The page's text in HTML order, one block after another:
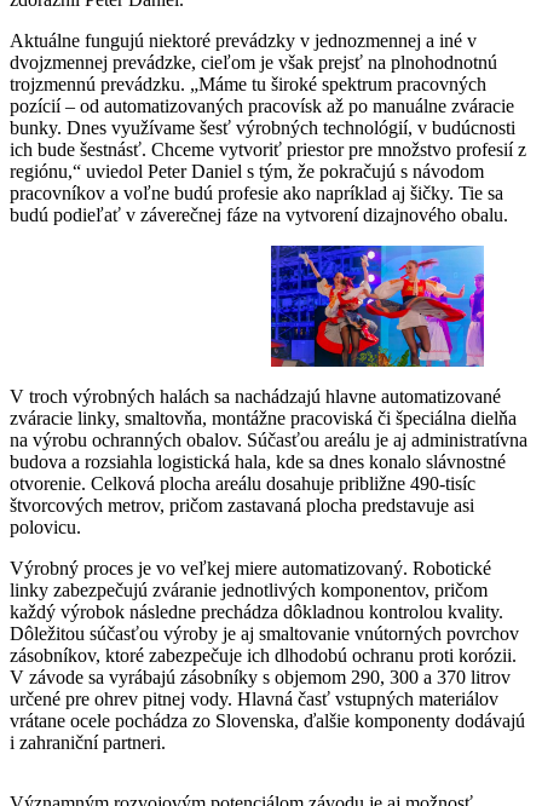
Aktuálne fungujú niektoré prevádzky v jednozmennej a iné v
dvojzmennej prevádzke, cieľom je však prejsť na plnohodnotnú
trojzmennú prevádzku. „Máme tu široké spektrum pracovných
pozícií – od automatizovaných pracovísk až po manuálne zváracie
bunky. Dnes využívame šesť výrobných technológií, v budúcnosti
ich bude šestnásť. Chceme vytvoriť priestor pre množstvo profesií z
regiónu,“ uviedol Peter Daniel s tým, že pokračujú s návodom
pracovníkov a voľne budú profesie ako napríklad aj šičky. Tie sa
budú podieľať v záverečnej fáze na vytvorení dizajnového obalu.
V troch výrobných halách sa nachádzajú hlavne automatizované
zváracie linky, smaltovňa, montážne pracoviská či špeciálna dielňa
na výrobu ochranných obalov. Súčasťou areálu je aj administratívna
budova a rozsiahla logistická hala, kde sa dnes konalo slávnostné
otvorenie. Celková plocha areálu dosahuje približne 490-tisíc
štvorcových metrov, pričom zastavaná plocha predstavuje asi
polovicu.
Výrobný proces je vo veľkej miere automatizovaný. Robotické
linky zabezpečujú zváranie jednotlivých komponentov, pričom
každý výrobok následne prechádza dôkladnou kontrolou kvality.
Dôležitou súčasťou výroby je aj smaltovanie vnútorných povrchov
zásobníkov, ktoré zabezpečuje ich dlhodobú ochranu proti korózii.
V závode sa vyrábajú zásobníky s objemom 290, 300 a 370 litrov
určené pre ohrev pitnej vody. Hlavná časť vstupných materiálov
vrátane ocele pochádza zo Slovenska, ďalšie komponenty dodávajú
i zahraniční partneri.